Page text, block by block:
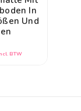
In
Und
BTW